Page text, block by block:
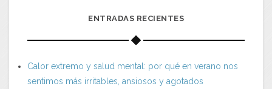
ENTRADAS RECIENTES
Calor extremo y salud mental: por qué en verano nos
sentimos más irritables, ansiosos y agotados